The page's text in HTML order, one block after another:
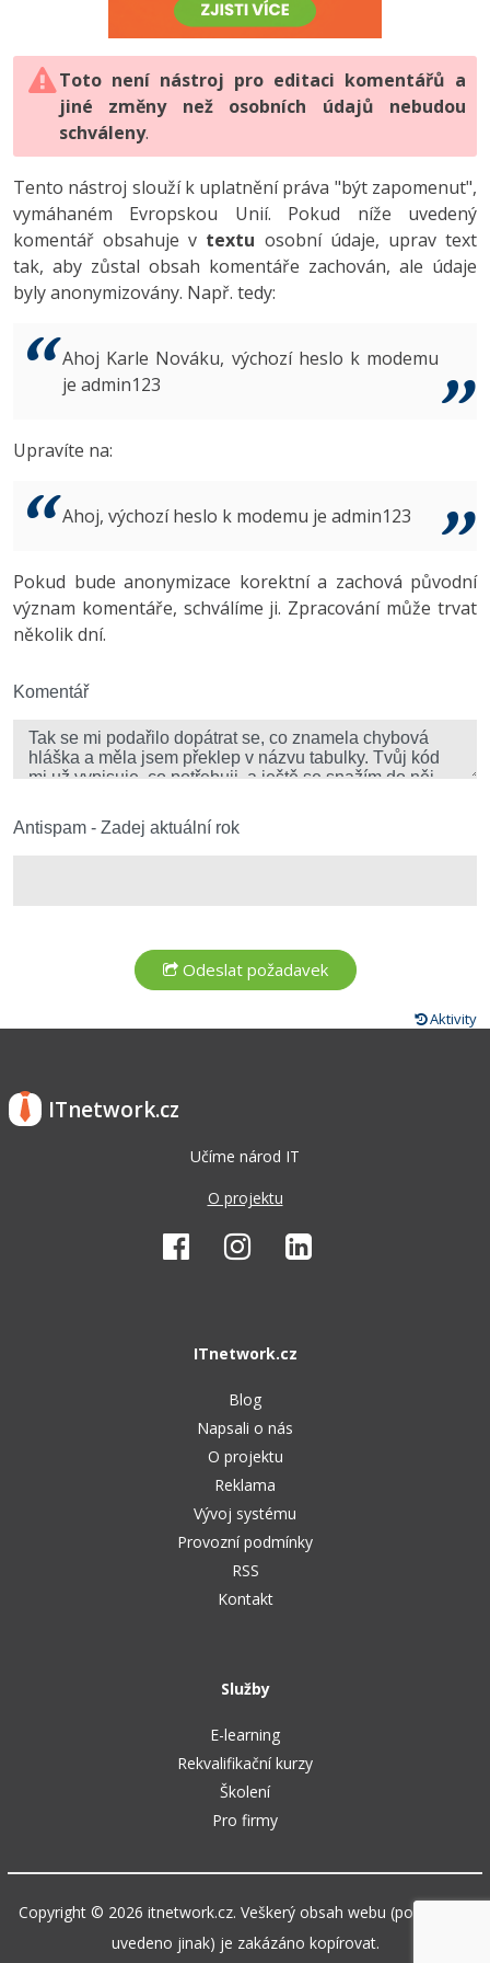
HTML5, CSS3, Bootstrap, SEO
SQL a databáze
Testování a verzování
UML a návrhové vzory
React
Spring
ASP.NET MVC
Best practices
PHP
JavaScript
Python
HTML / CSS
UML a návrhové vzory
MySQL/MariaDB
MS-SQL
Vývojář mobilních aplikací
C# Game developer
Tester
Systémový administrátor
3D grafik
Copywriter
WordPress specialista
-80%
JavaScript -80%
PHP -80%
Swift -80%
Kotlin -80%
VB.NET
Algoritmy -41%
Umělá inteligence (AI) -10%
Fórum
Digitální gramotnost
Marketing
WordPress
SEO
UX
Business
Copywriting
Windows
Kybernetická bezpečnost
Photoshop -80%
Adobe Illustrator -80%
Adobe Lightroom
Adobe XD
Adobe InDesign -25%
Adobe After Effects
Inkscape
Fórum
Toto není nástroj pro editaci komentářů a
jiné změny než osobních údajů nebudou
schváleny.
Tento nástroj slouží k uplatnění práva "být zapomenut",
vymáhaném Evropskou Unií. Pokud níže uvedený
komentář obsahuje v textu osobní údaje, uprav text
tak, aby zůstal obsah komentáře zachován, ale údaje
byly anonymizovány. Např. tedy:
Ahoj Karle Nováku, výchozí heslo k modemu
je admin123
Upravíte na:
Ahoj, výchozí heslo k modemu je admin123
Pokud bude anonymizace korektní a zachová původní
význam komentáře, schválíme ji. Zpracování může trvat
několik dní.
Komentář
Antispam - Zadej aktuální rok
Aktivity
ITnetwork.cz
Učíme národ IT
O projektu
ITnetwork.cz
Blog
Napsali o nás
O projektu
Reklama
Vývoj systému
Provozní podmínky
RSS
Kontakt
Služby
E-learning
Rekvalifikační kurzy
Školení
Pro firmy
Copyright © 2026 itnetwork.cz. Veškerý obsah webu (pokud není
uvedeno jinak) je zakázáno kopírovat.